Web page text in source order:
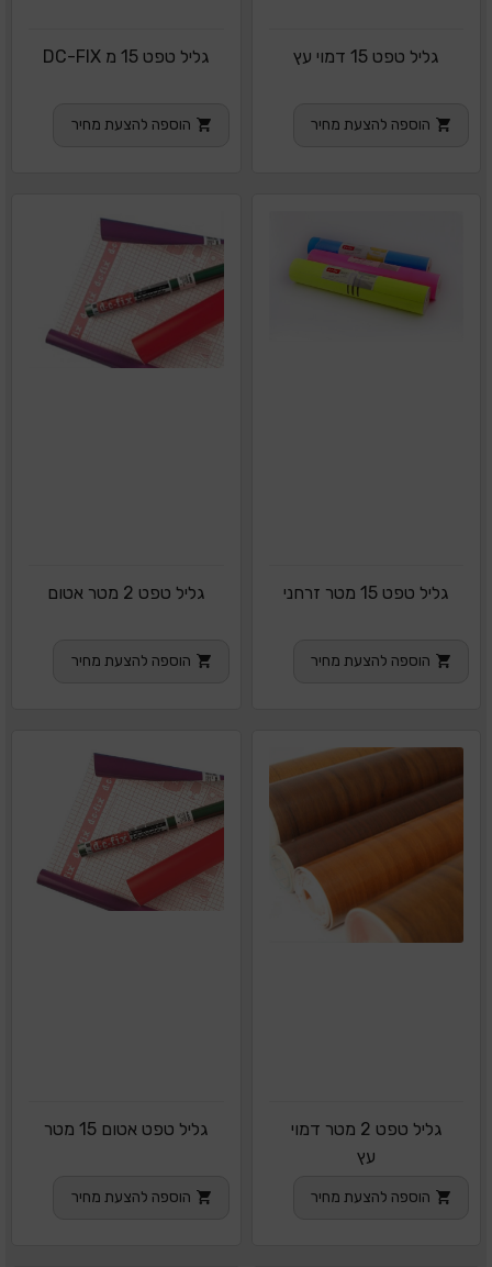
גליל טפט 15 דמוי עץ
הוספה להצעת מחיר
גליל טפט 15 מ DC-FIX
הוספה להצעת מחיר
גליל טפט 15 מטר זרחני
הוספה להצעת מחיר
גליל טפט 2 מטר אטום
הוספה להצעת מחיר
גליל טפט 2 מטר דמוי
עץ
הוספה להצעת מחיר
גליל טפט אטום 15 מטר
הוספה להצעת מחיר